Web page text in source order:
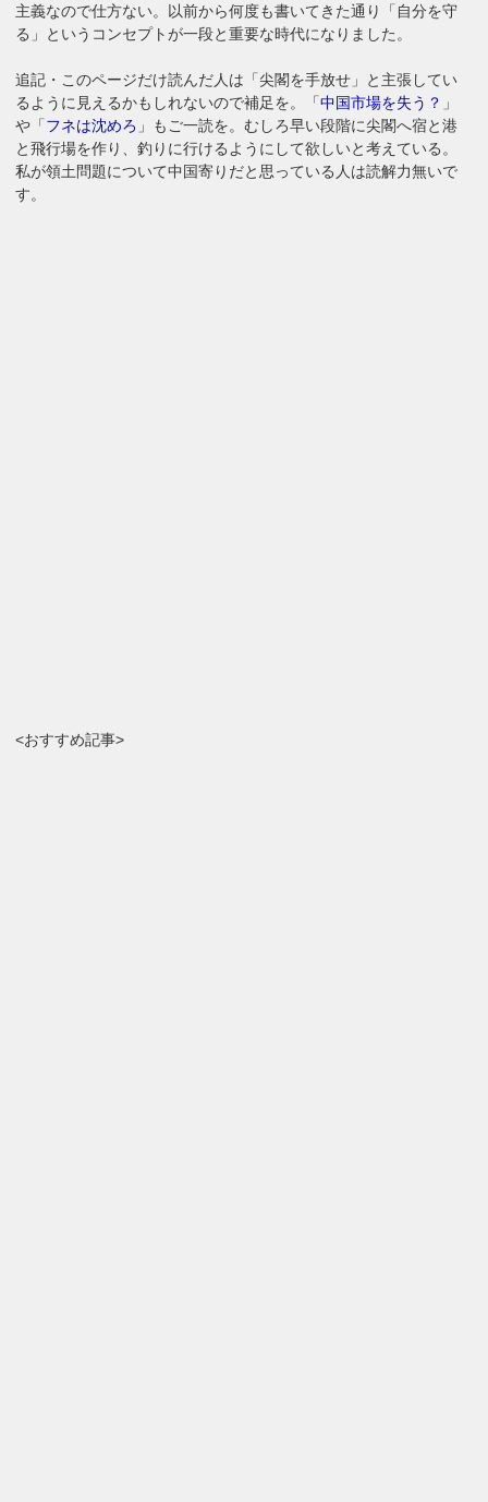
主義なので仕方ない。以前から何度も書いてきた通り「自分を守
る」というコンセプトが一段と重要な時代になりました。
追記・このページだけ読んだ人は「尖閣を手放せ」と主張してい
るように見えるかもしれないので補足を。「中国市場を失う？ 」
や「フネは沈めろ 」もご一読を。むしろ早い段階に尖閣へ宿と港
と飛行場を作り、釣りに行けるようにして欲しいと考えている。
私が領土問題について中国寄りだと思っている人は読解力無いで
す。
<おすすめ記事>